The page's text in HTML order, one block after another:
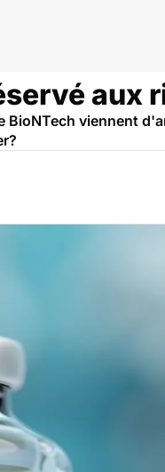
aux
BioNTech viennent